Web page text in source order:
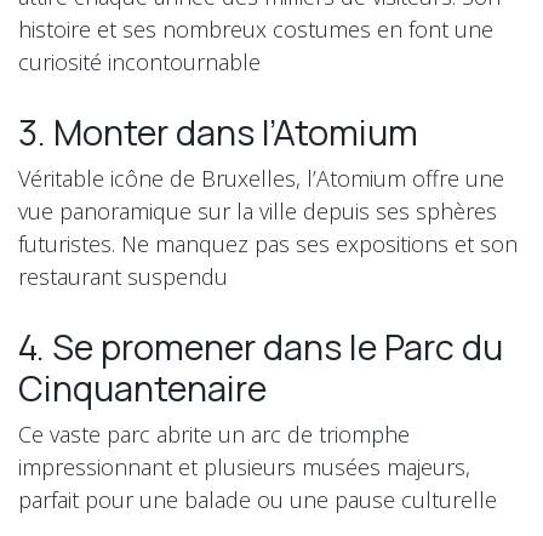
histoire et ses nombreux costumes en font une
curiosité incontournable
3. Monter dans l’Atomium
Véritable icône de Bruxelles, l’Atomium offre une
vue panoramique sur la ville depuis ses sphères
futuristes. Ne manquez pas ses expositions et son
restaurant suspendu
4. Se promener dans le Parc du
Cinquantenaire
Ce vaste parc abrite un arc de triomphe
impressionnant et plusieurs musées majeurs,
parfait pour une balade ou une pause culturelle